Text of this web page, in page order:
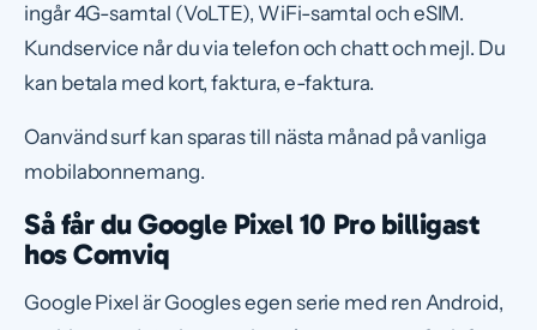
ingår 4G-samtal (VoLTE), WiFi-samtal och eSIM.
Kundservice når du via telefon och chatt och mejl. Du
kan betala med kort, faktura, e-faktura.
Oanvänd surf kan sparas till nästa månad på vanliga
mobilabonnemang.
Så får du Google Pixel 10 Pro billigast
hos Comviq
Google Pixel är Googles egen serie med ren Android,